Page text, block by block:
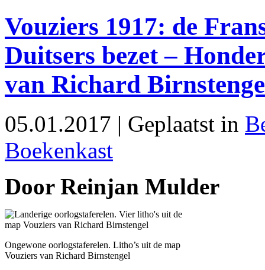
Vouziers 1917: de
Duitsers bezet –
van Richard
05.01.2017 | Geplaatst in
Boekenkast
Door Reinjan Mulder
Ongewone oorlogstaferelen. Litho’s uit de map
Vouziers van Richard Birnstengel